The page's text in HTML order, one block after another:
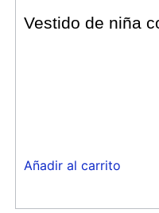
Vestido de niña
Añadir al carrito